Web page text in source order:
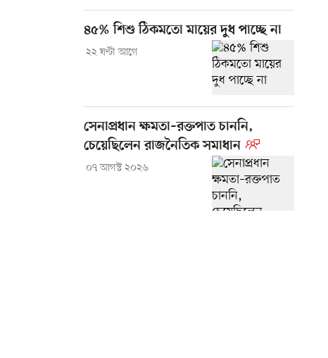
৪৫% শিশু ঠিকমতো মায়ের দুধ পাচ্ছে না
২২ ঘণ্টা আগে
সেনাপ্রধান ক্ষমতা–রক্তপাত চাননি,
চেয়েছিলেন রাজনৈতিক সমাধান
০৭ আগস্ট ২০২৬